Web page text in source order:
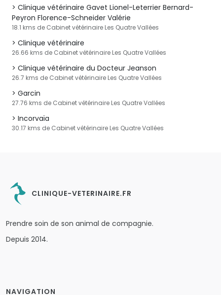
Clinique vétérinaire Gavet Lionel-Leterrier Bernard-
Peyron Florence-Schneider Valérie
18.1 kms de Cabinet vétérinaire Les Quatre Vallées
Clinique vétérinaire
26.66 kms de Cabinet vétérinaire Les Quatre Vallées
Clinique vétérinaire du Docteur Jeanson
26.7 kms de Cabinet vétérinaire Les Quatre Vallées
Garcin
27.76 kms de Cabinet vétérinaire Les Quatre Vallées
Incorvaïa
30.17 kms de Cabinet vétérinaire Les Quatre Vallées
CLINIQUE-VETERINAIRE.FR
Prendre soin de son animal de compagnie.
Depuis 2014.
NAVIGATION